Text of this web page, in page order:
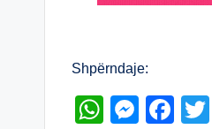
Shpërndaje:
W
M
F